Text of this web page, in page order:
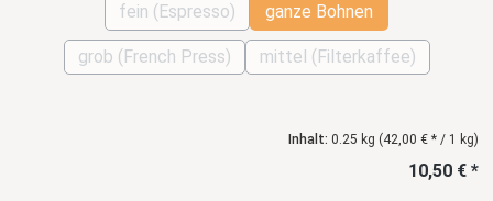
fein (Espresso)
(Diese Option ist zurzeit nicht verfügbar.)
ganze Bohnen
(Diese Option ist
grob (French Press)
(Diese Option ist zurzeit nicht verfügbar.)
mittel (Filterkaffee)
(Diese Option ist
Inhalt: 0.25 kg (42,00 € * / 1 kg)
10,50 € *